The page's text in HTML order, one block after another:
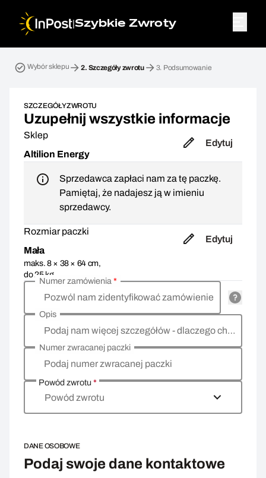
|Szybkie Zwroty
Wybór sklepu 2. Szczegóły zwrotu 3. Podsumowanie
SZCZEGÓŁY ZWROTU
Uzupełnij wszystkie informacje
Sklep
Altilion Energy
Edytuj
Sprzedawca zapłaci nam za tę paczkę.
Pamiętaj, że nadajesz ją w imieniu
sprzedawcy.
Rozmiar paczki
Mała
maks. 8 × 38 × 64 cm,
do 25 kg
Edytuj
Pozwól nam zidentyfikować zamówienie
Numer zamówienia*
Podaj nam więcej szczegółów - dlaczego chcesz zwrócić towar, co jest powodem?
Opis
Podaj numer zwracanej paczki
Numer zwracanej paczki
Powód zwrotu*
Powód zwrotu
DANE OSOBOWE
Podaj swoje dane kontaktowe